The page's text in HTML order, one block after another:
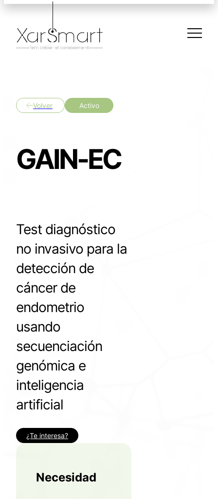
Volver Activo
GAIN-EC
Test diagnóstico
no invasivo para la
detección de
cáncer de
endometrio
usando
secuenciación
genómica e
inteligencia
artificial
¿Te interesa?
Necesidad